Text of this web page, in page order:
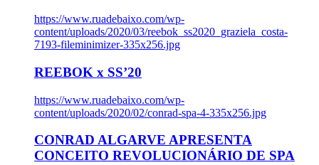
https://www.ruadebaixo.com/wp-
content/uploads/2020/03/reebok_ss2020_graziela_costa-
7193-fileminimizer-335x256.jpg
REEBOK x SS’20
https://www.ruadebaixo.com/wp-
content/uploads/2020/02/conrad-spa-4-335x256.jpg
CONRAD ALGARVE APRESENTA
CONCEITO REVOLUCIONÁRIO DE SPA